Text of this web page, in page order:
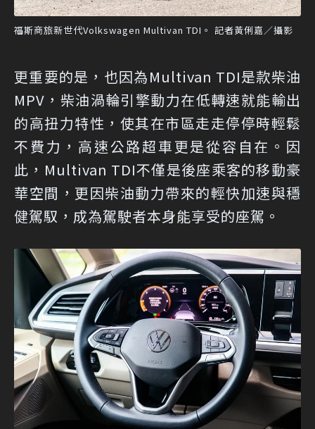
福斯商旅新世代Volkswagen Multivan TDI。 記者黃俐嘉／攝影
更重要的是，也因為Multivan TDI是款柴油
MPV，柴油渦輪引擎動力在低轉速就能輸出
的高扭力特性，使其在市區走走停停時輕鬆
不費力，高速公路超車更是從容自在。因
此，Multivan TDI不僅是後座乘客的移動豪
華空間，更因柴油動力帶來的輕快加速與穩
健駕馭，成為駕駛者本身能享受的座駕。